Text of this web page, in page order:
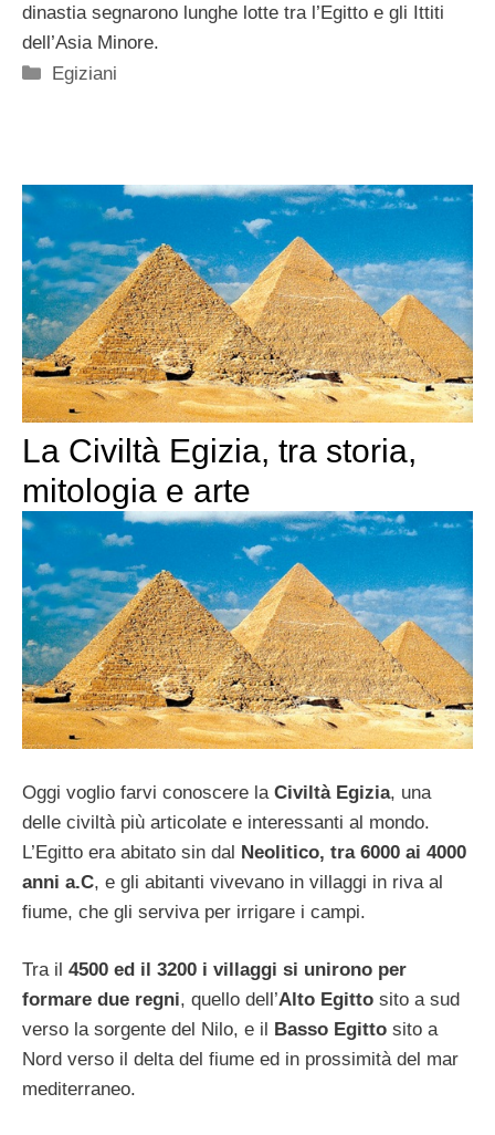
dinastia segnarono lunghe lotte tra l’Egitto e gli Ittiti
dell’Asia Minore.
Categorie
Egiziani
La Civiltà Egizia, tra storia,
mitologia e arte
Oggi voglio farvi conoscere la Civiltà Egizia, una
delle civiltà più articolate e interessanti al mondo.
L’Egitto era abitato sin dal Neolitico, tra 6000 ai 4000
anni a.C, e gli abitanti vivevano in villaggi in riva al
fiume, che gli serviva per irrigare i campi.
Tra il 4500 ed il 3200 i villaggi si unirono per
formare due regni, quello dell’Alto Egitto sito a sud
verso la sorgente del Nilo, e il
Basso Egitto sito a
Nord verso il delta del fiume ed in prossimità del mar
mediterraneo.